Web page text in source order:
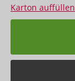
Karton auffüllen